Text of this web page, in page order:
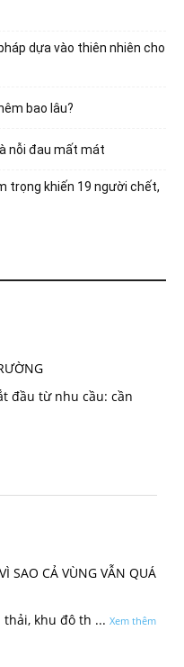
dựa vào thiên nhiên cho
bao lâu?
nỗi đau mất mát
trọng khiến 19 người chết,
đầu từ nhu cầu: cần
SAO CẢ VÙNG VẪN QUÁ
thải, khu đô th ... Xem thêm